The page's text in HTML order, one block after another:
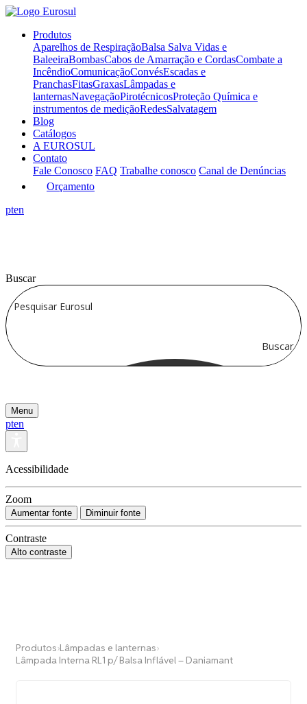
Produtos
Aparelhos de RespiraçãoBalsa Salva Vidas e
BaleeiraBombasCabos de Amarração e CordasCombate a
IncêndioComunicaçãoConvésEscadas e
PranchasFitasGraxasLâmpadas e
lanternasNavegaçãoPirotécnicosProteção Química e
instrumentos de mediçãoRedesSalvatagem
Blog
Catálogos
A EUROSUL
Contato
Fale Conosco FAQ Trabalhe conosco Canal de Denúncias
Orçamento
pten
Buscar
Buscar
Menu
pten
Acessibilidade
Zoom
Aumentar fonte Diminuir fonte
Contraste
Alto contraste
Produtos›Lâmpadas e lanternas›
Lâmpada Interna RL1 p/ Balsa Inflável – Daniamant